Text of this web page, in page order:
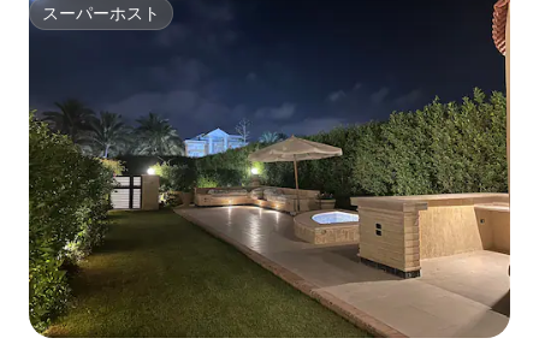
スーパーホスト
スーパーホスト